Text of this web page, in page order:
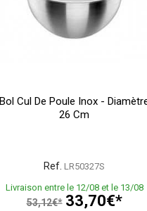
Bol Cul De Poule Inox -
26 Cm
Ref. LR50327S
Livraison entre le 12/08 et le 13/08
53,12€* 33,70€*